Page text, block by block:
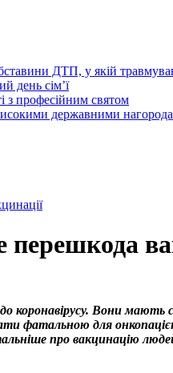
ДТП, у якій
день сім’ї
з професійним святом
державними
перешкода
до коронавірусу. Вони
фатальною для
про вакцинацію